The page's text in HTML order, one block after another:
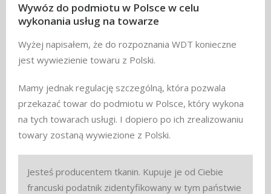
Wywóz do podmiotu w Polsce w celu
wykonania usług na towarze
Wyżej napisałem, że do rozpoznania WDT konieczne
jest wywiezienie towaru z Polski.
Mamy jednak regulację szczególną, która pozwala
przekazać towar do podmiotu w Polsce, który wykona
na tych towarach usługi. I dopiero po ich zrealizowaniu
towary zostaną wywiezione z Polski.
Jesteś producentem tkanin. Kupuje je od Ciebie
francuski podatnik zidentyfikowany w tym państwie